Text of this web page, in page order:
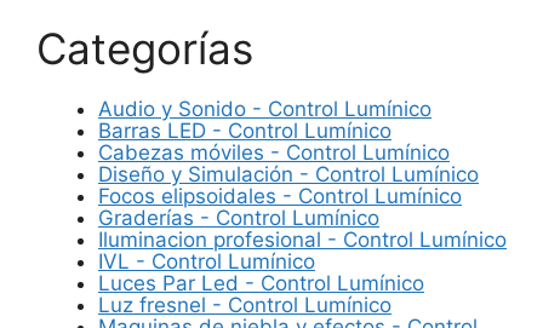
Categorías
Audio y Sonido - Control Lumínico
Barras LED - Control Lumínico
Cabezas móviles - Control Lumínico
Diseño y Simulación - Control Lumínico
Focos elipsoidales - Control Lumínico
Graderías - Control Lumínico
Iluminacion profesional - Control Lumínico
IVL - Control Lumínico
Luces Par Led - Control Lumínico
Luz fresnel - Control Lumínico